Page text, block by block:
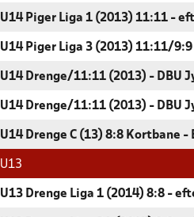
U14 Piger Liga 1 (2013) 11:11 -
U14 Piger Liga 3 (2013) 11:11/
U14 Drenge/11:11 (2013) - DBU
U14 Drenge/11:11 (2013) - DBU
U14 Drenge C (13) 8:8 Kortbane -
U13
U13 Drenge Liga 1 (2014) 8:8 -